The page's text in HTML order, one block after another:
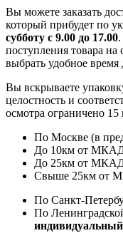
Вы можете заказать
который прибудет по
субботу с 9.00 до 17.00
поступления товара на
выбрать удобное время
Вы вскрываете
целостность и
осмотра ограничено
По Москве (в
До 10км от
До 25км от
Свыше 25км от
По Санкт-
По
индивидуальный